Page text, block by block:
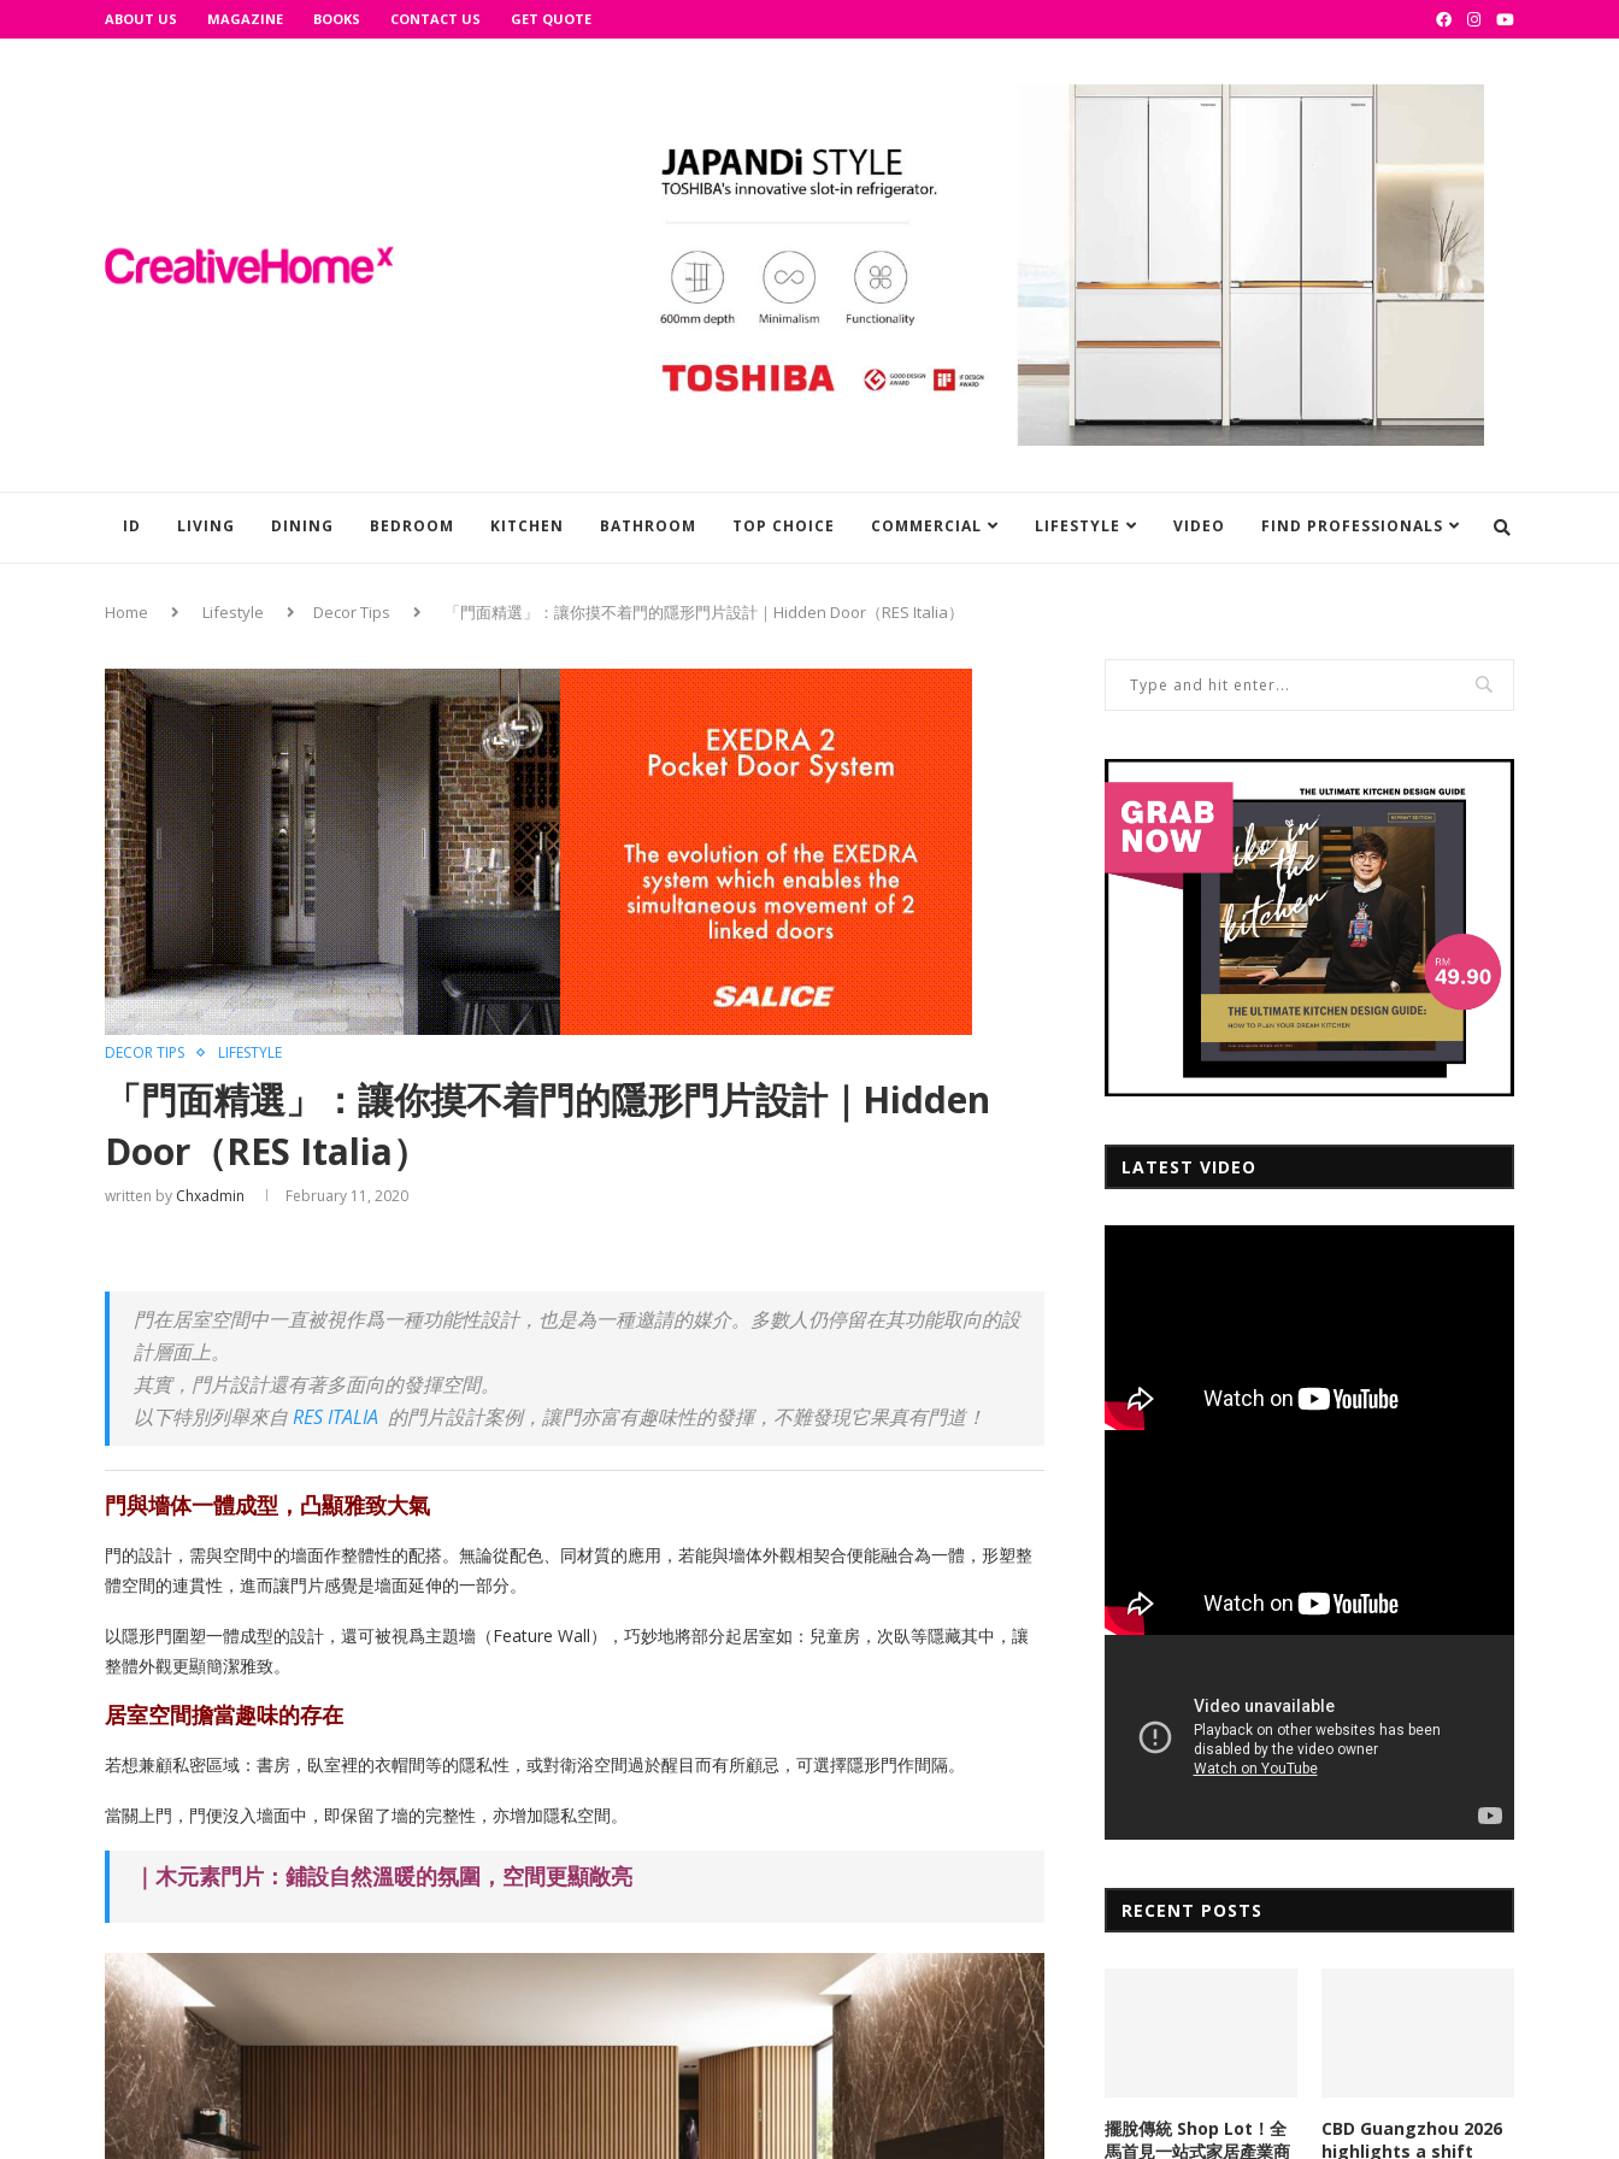
ABOUT US MAGAZINE BOOKS CONTACT US GET QUOTE
ID LIVING DINING BEDROOM KITCHEN BATHROOM TOP CHOICE COMMERCIAL LIFESTYLE VIDEO FIND PROFESSIONALS
Home Lifestyle Decor Tips 「門面精選」：讓你摸不着門的隱形門片設計｜Hidden Door（RES Italia）
DECOR TIPS LIFESTYLE
「門面精選」：讓你摸不着門的隱形門片設計｜Hidden
Door（RES Italia）
written by Chxadmin February 11, 2020
門在居室空間中一直被視作爲一種功能性設計，也是為一種邀請的媒介。多數人仍停留在其功能取向的設
計層面上。
其實，門片設計還有著多面向的發揮空間。
以下特別列舉來自RES ITALIA 的門片設計案例，讓門亦富有趣味性的發揮，不難發現它果真有門道！
門與墻体一體成型，凸顯雅致大氣
門的設計，需與空間中的墻面作整體性的配搭。無論從配色、同材質的應用，若能與墻体外觀相契合便能融合為一體，形塑整
體空間的連貫性，進而讓門片感覺是墻面延伸的一部分。
以隱形門圍塑一體成型的設計，還可被視爲主題墻（Feature Wall），巧妙地將部分起居室如：兒童房，次臥等隱藏其中，讓
整體外觀更顯簡潔雅致。
居室空間擔當趣味的存在
若想兼顧私密區域：書房，臥室裡的衣帽間等的隱私性，或對衛浴空間過於醒目而有所顧忌，可選擇隱形門作間隔。
當關上門，門便沒入墻面中，即保留了墻的完整性，亦增加隱私空間。
｜木元素門片：鋪設自然溫暖的氛圍，空間更顯敞亮
LATEST VIDEO
RECENT POSTS
擺脫傳統 Shop Lot！全
馬首見一站式家居產業商
CBD Guangzhou 2026
highlights a shift